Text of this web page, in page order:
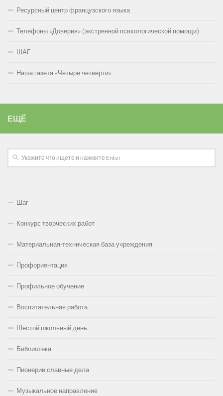
Ресурсный центр французского языка
Телефоны «Доверия» (экстренной психологической помощи)
ШАГ
Наша газета «Четыре четверти»
ЕЩЁ
Шаг
Конкурс творческих работ
Материальная-техническая база учреждения
Профориентация
Профильное обучение
Воспитательная работа
Шестой школьный день
Библиотека
Пионерии славные дела
Музыкальное направление